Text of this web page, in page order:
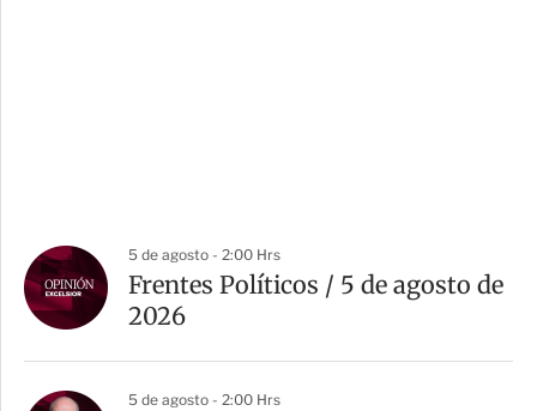
5 de agosto - 2:00 Hrs
Frentes Políticos / 5 de agosto de
2026
5 de agosto - 2:00 Hrs